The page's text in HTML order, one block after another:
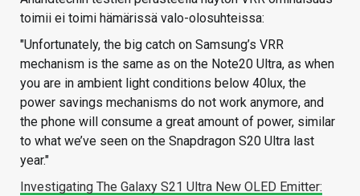
toimii ei toimi hämärissä valo-olosuhteissa:
"Unfortunately, the big catch on Samsung’s VRR
mechanism is the same as on the Note20 Ultra, as when
you are in ambient light conditions below 40lux, the
power savings mechanisms do not work anymore, and
the phone will consume a great amount of power, similar
to what we’ve seen on the Snapdragon S20 Ultra last
year."
Investigating The Galaxy S21 Ultra New OLED Emitter: